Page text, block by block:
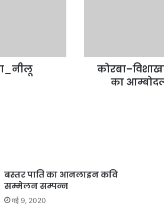
का
बस्तर पाति का आनलाइन कवि
सम्मेलन सम्पन्न
मई 9, 2020